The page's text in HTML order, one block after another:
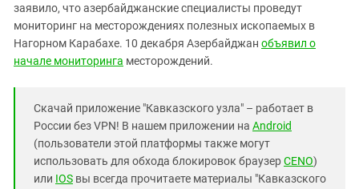
заявило, что азербайджанские специалисты проведут
мониторинг на месторождениях полезных ископаемых в
Нагорном Карабахе. 10 декабря Азербайджан объявил о
начале мониторинга месторождений.
Скачай приложение "Кавказского узла" – работает в
России без VPN! В нашем приложении на Android
(пользователи этой платформы также могут
использовать для обхода блокировок браузерCENO)
или IOS вы всегда прочитаете материалы "Кавказского